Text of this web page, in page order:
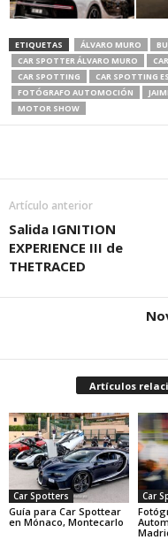
ETIQUETAS ÁLVARO MURO
CAR SPOTTER ÁLVARO MURO
CAR SPOTTING
CAR SPOTTING
FOTÓGRAFO AUTOMOCIÓN
MOTOR SHOW
Artículo anterior
Salida IGNITION
EXPERIENCE III de
THETRACED
Artículos
Car Spotters
Guía para Car Spottear
en Mónaco, Montecarlo
Car